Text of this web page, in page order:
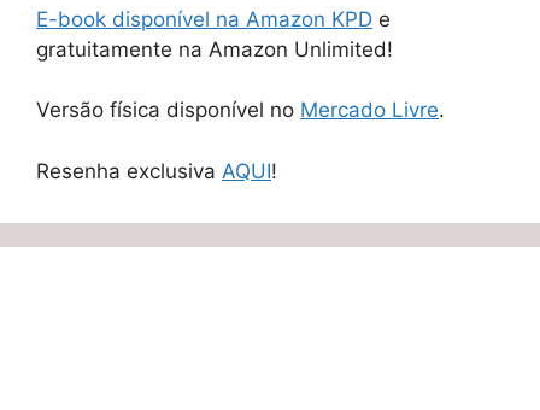
E-book disponível na Amazon KPD e
gratuitamente na Amazon Unlimited!
Versão física disponível no Mercado Livre.
Resenha exclusiva AQUI!